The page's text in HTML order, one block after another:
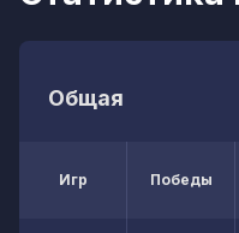
Общая
Игр Победы